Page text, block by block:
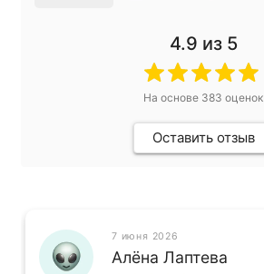
4.9 из 5
На основе 383 оценок
Оставить отзыв
7 июня 2026
Алёна Лаптева